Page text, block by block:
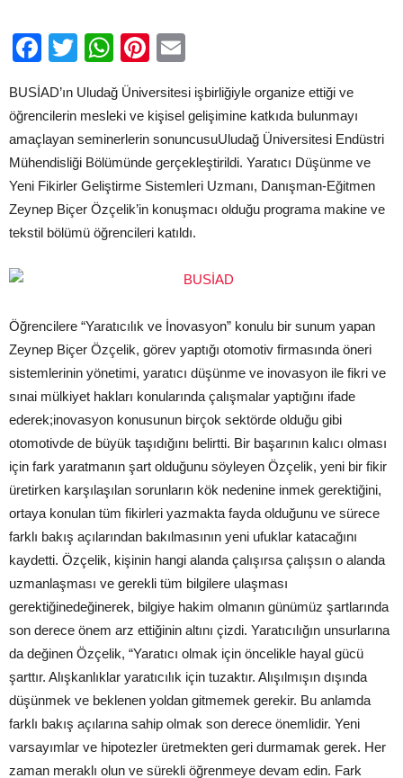
Facebook
TwitterWhatsApp
Pinterest
BUSİAD’ın Uludağ Üniversitesi işbirliğiyle organize ettiği ve
öğrencilerin mesleki ve kişisel gelişimine katkıda bulunmayı
amaçlayan seminerlerin sonuncusuUludağ Üniversitesi Endüstri
Mühendisliği Bölümünde gerçekleştirildi. Yaratıcı Düşünme ve
Yeni Fikirler Geliştirme Sistemleri Uzmanı, Danışman-Eğitmen
Zeynep Biçer Özçelik’in konuşmacı olduğu programa makine ve
tekstil bölümü öğrencileri katıldı.
Öğrencilere “Yaratıcılık ve İnovasyon” konulu bir sunum yapan
Zeynep Biçer Özçelik, görev yaptığı otomotiv firmasında öneri
sistemlerinin yönetimi, yaratıcı düşünme ve inovasyon ile fikri ve
sınai mülkiyet hakları konularında çalışmalar yaptığını ifade
ederek;inovasyon konusunun birçok sektörde olduğu gibi
otomotivde de büyük taşıdığını belirtti. Bir başarının kalıcı olması
için fark yaratmanın şart olduğunu söyleyen Özçelik, yeni bir fikir
üretirken karşılaşılan sorunların kök nedenine inmek gerektiğini,
ortaya konulan tüm fikirleri yazmakta fayda olduğunu ve sürece
farklı bakış açılarından bakılmasının yeni ufuklar katacağını
kaydetti. Özçelik, kişinin hangi alanda çalışırsa çalışsın o alanda
uzmanlaşması ve gerekli tüm bilgilere ulaşması
gerektiğinedeğinerek, bilgiye hakim olmanın günümüz şartlarında
son derece önem arz ettiğinin altını çizdi. Yaratıcılığın unsurlarına
da değinen Özçelik, “Yaratıcı olmak için öncelikle hayal gücü
şarttır. Alışkanlıklar yaratıcılık için tuzaktır. Alışılmışın dışında
düşünmek ve beklenen yoldan gitmemek gerekir. Bu anlamda
farklı bakış açılarına sahip olmak son derece önemlidir. Yeni
varsayımlar ve hipotezler üretmekten geri durmamak gerek. Her
zaman meraklı olun ve sürekli öğrenmeye devam edin. Fark